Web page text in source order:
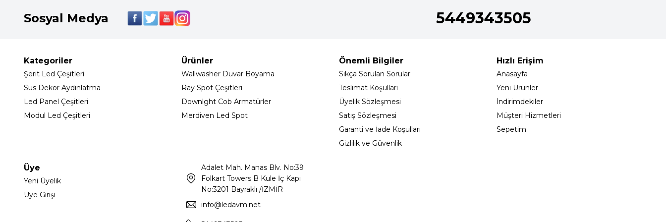
Sosyal Medya 5449343505
Kategoriler
Şerit Led Çeşitleri
Süs Dekor Aydınlatma
Led Panel Çeşitleri
Modul Led Çeşitleri
Ürünler
Wallwasher Duvar Boyama
Ray Spot Çeşitleri
Downlght Cob Armatürler
Merdiven Led Spot
Önemli Bilgiler
Sıkça Sorulan Sorular
Teslimat Koşulları
Üyelik Sözleşmesi
Satış Sözleşmesi
Garanti ve İade Koşulları
Gizlilik ve Güvenlik
Hızlı Erişim
Anasayfa
Yeni Ürünler
İndirimdekiler
Müşteri Hizmetleri
Sepetim
Üye
Yeni Üyelik
Üye Girişi
Adalet Mah. Manas Blv. No:39
Folkart Towers B Kule İç Kapı
No:3201 Bayraklı /İZMİR
info@ledavm.net